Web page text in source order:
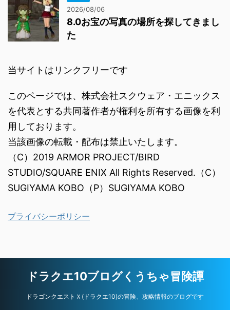
2026/08/06
8.0お宝の写真の場所を探してきまし
た
当サイトはリンクフリーです
このページでは、株式会社スクウェア・エニックス
を代表とする共同著作者が権利を所有する画像を利
用しております。
当該画像の転載・配布は禁止いたします。
（C）2019 ARMOR PROJECT/BIRD
STUDIO/SQUARE ENIX All Rights Reserved.（C）
SUGIYAMA KOBO（P）SUGIYAMA KOBO
プライバシーポリシー
ドラクエ10ブログくうちゃ冒険譚
ドラゴンクエストＸ(ドラクエ10)の冒険、攻略情報のブログです